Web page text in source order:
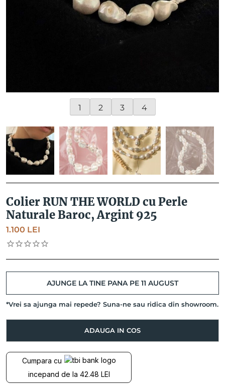
1 2 3 4
Colier RUN THE WORLD cu Perle
Naturale Baroc, Argint 925
1.100 LEI
AJUNGE LA TINE PANA PE 11 AUGUST
*Vrei sa ajunga mai repede? Suna-ne sau ridica din showroom.
RUN
THE
WORLD
ADAUGA IN COS
Cumpara cu
incepand de la 42.48 LEI